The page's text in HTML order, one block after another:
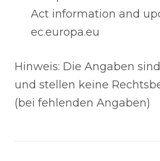
Act information and
ec.europa.eu
Hinweis: Die Angaben
und stellen keine
(bei fehlenden Angaben)